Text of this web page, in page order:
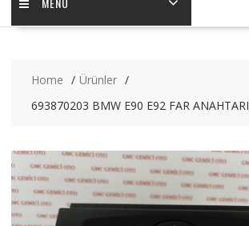
Home
Ürünler
693870203 BMW E90 E92 FAR ANAHTARI